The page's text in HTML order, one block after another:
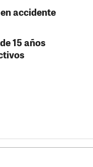
accidente
15 años